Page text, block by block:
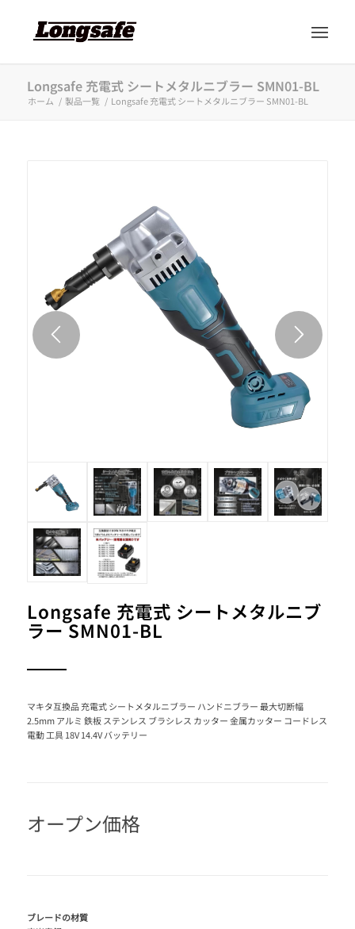
Longsafe 充電式 シートメタルニブラー SMN01-BL
ホーム / 製品一覧 / Longsafe 充電式 シートメタルニブラー SMN01-BL
Longsafe 充電式 シートメタルニブ
ラー SMN01-BL
マキタ互換品 充電式 シートメタルニブラー ハンドニブラー 最大切断幅
2.5mm アルミ 鉄板 ステンレス ブラシレス カッター 金属カッター コードレス
電動 工具 18V 14.4V バッテリー
オープン価格
ブレードの材質